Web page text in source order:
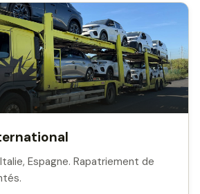
Espagne. Rapatriement de